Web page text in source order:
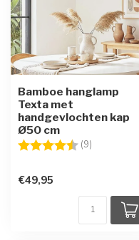
Bamboe hanglamp
Texta met
handgevlochten kap
Ø50 cm
Beoordeling: (9)
€49,95